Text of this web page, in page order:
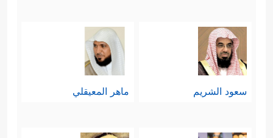
سعود الشريم ماهر المعيقلي